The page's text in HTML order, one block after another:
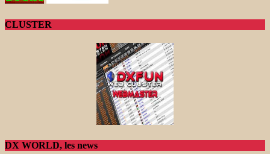
CLUSTER
DX WORLD, les news